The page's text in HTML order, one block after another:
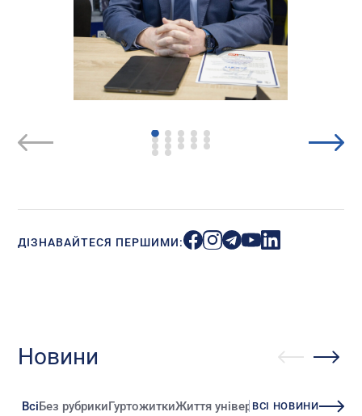
ДІЗНАВАЙТЕСЯ ПЕРШИМИ:
Новини
ВсіБез рубрикиГуртожиткиЖиття університетуЗміни
ВСІ НОВИНИ